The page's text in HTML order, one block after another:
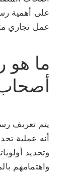
على أهمية
عمل تجاري
ما هو
يتم تعريف
أنه عملية
وتحديد
واهتمامهم